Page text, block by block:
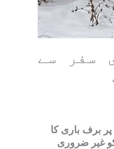
سفر سے
برف باری کا
غیر ضروری